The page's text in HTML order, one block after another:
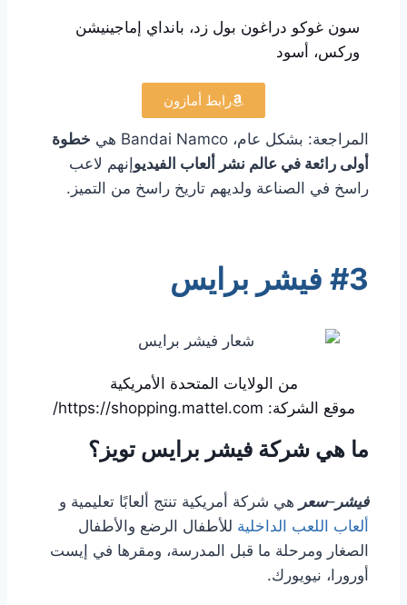
سون غوكو دراغون بول زد، بانداي إماجينيشن
وركس، أسود
رابط أمازون
المراجعة: بشكل عام، Bandai Namco هي
خطوة
أولى رائعة في عالم نشر ألعاب الفيديو إنهم لاعب
راسخ في الصناعة ولديهم تاريخ راسخ من التميز.
#3 فيشر برايس
من الولايات المتحدة الأمريكية
موقع الشركة: https://shopping.mattel.com/
ما هي شركة فيشر برايس تويز؟
فيشر –سعر هي شركة أمريكية تنتج ألعابًا تعليمية و
ألعاب اللعب الداخلية للأطفال الرضع والأطفال
الصغار ومرحلة ما قبل المدرسة، ومقرها في إيست
أورورا، نيويورك.